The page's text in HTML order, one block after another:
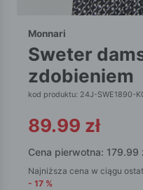
Monnari
sweter damski ze
zdobieniem
kod produktu: 24J-SWE1890-
89.99 zł
Cena pierwotna: 179.99
Najniższa cena w ciągu
- 17 %